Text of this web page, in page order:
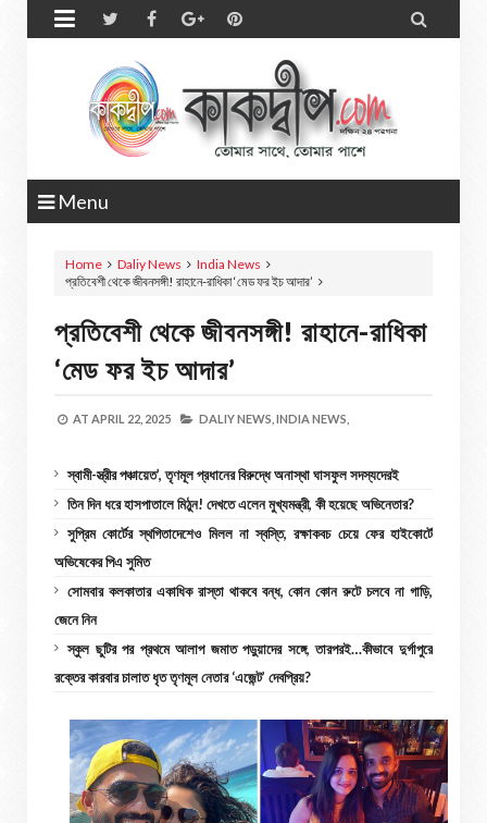
 
Menu
Home Daliy News
India News
প্রতিবেশী থেকে জীবনসঙ্গী! রাহানে-রাধিকা ‘মেড ফর ইচ আদার’
প্রতিবেশী থেকে জীবনসঙ্গী! রাহানে-রাধিকা
‘মেড ফর ইচ আদার’
AT APRIL 22, 2025 DALIY NEWS, INDIA NEWS,
স্বামী-স্ত্রীর পঞ্চায়েত’, তৃণমূল প্রধানের বিরুদ্ধে অনাস্থা ঘাসফুল সদস্যদেরই
তিন দিন ধরে হাসপাতালে মিঠুন! দেখতে এলেন মুখ্যমন্ত্রী, কী হয়েছে অভিনেতার?
সুপ্রিম কোর্টের স্থগিতাদেশেও মিলল না স্বস্তি, রক্ষাকবচ চেয়ে ফের হাইকোর্টে
অভিষেকের পিএ সুমিত
সোমবার কলকাতার একাধিক রাস্তা থাকবে বন্ধ, কোন কোন রুটে চলবে না গাড়ি,
জেনে নিন
স্কুল ছুটির পর প্রথমে আলাপ জমাত পড়ুয়াদের সঙ্গে, তারপরই…কীভাবে দুর্গাপুরে
রক্তের কারবার চালাত ধৃত তৃণমূল নেতার ‘এজেন্ট’ দেবপ্রিয়?